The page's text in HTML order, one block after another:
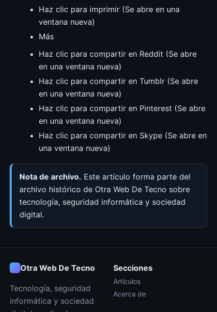
Haz clic para imprimir (Se abre en una
ventana nueva)
Más
Haz clic para compartir en Reddit (Se abre
en una ventana nueva)
Haz clic para compartir en Tumblr (Se abre
en una ventana nueva)
Haz clic para compartir en Pinterest (Se abre
en una ventana nueva)
Haz clic para compartir en Skype (Se abre en
una ventana nueva)
Nota de archivo. Este artículo forma parte del
archivo histórico de Otra Web De Tecno sobre
tecnología, seguridad informática y sociedad
digital.
Otra Web De Tecno
Tecnología, seguridad
informática y sociedad
Secciones
Artículos
Acerca de